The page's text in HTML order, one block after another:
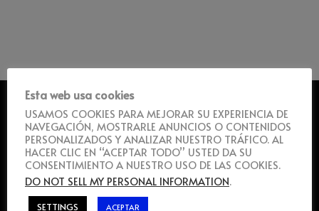
UBICACIÓN
Esta web usa cookies
USAMOS COOKIES PARA MEJORAR SU EXPERIENCIA DE
NAVEGACIÓN, MOSTRARLE ANUNCIOS O CONTENIDOS
PERSONALIZADOS Y ANALIZAR NUESTRO TRÁFICO. AL
HACER CLIC EN “ACEPTAR TODO” USTED DA SU
CONSENTIMIENTO A NUESTRO USO DE LAS COOKIES.
DO NOT SELL MY PERSONAL INFORMATION.
SETTINGS ACEPTAR